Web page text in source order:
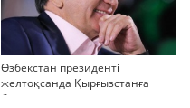
Өзбекстан президенті
желтоқсанда Қырғызстанға
барады